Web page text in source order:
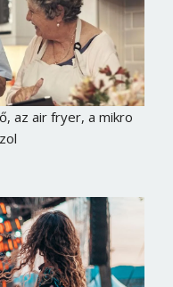
az air fryer, a mikro